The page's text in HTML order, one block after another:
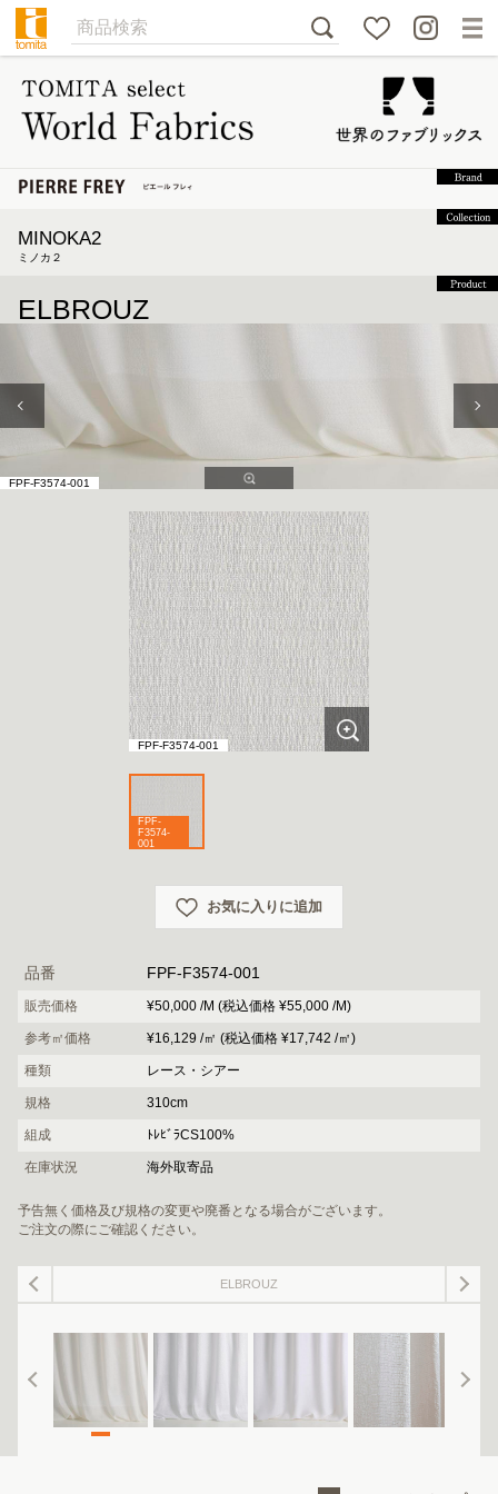
MINOKA2
ミノカ２
ELBROUZ
FPF-F3574-001
FPF-F3574-001
FPF-
F3574-
001
お気に入りに追加
品番 FPF-F3574-001
販売価格 ¥50,000 /M (税込価格 ¥55,000 /M)
参考㎡価格 ¥16,129 /㎡ (税込価格 ¥17,742 /㎡)
種類 レース・シアー
規格 310cm
組成 ﾄﾚﾋﾞﾗCS100%
在庫状況 海外取寄品
予告無く価格及び規格の変更や廃番となる場合がございます。
ご注文の際にご確認ください。
ELBROUZ